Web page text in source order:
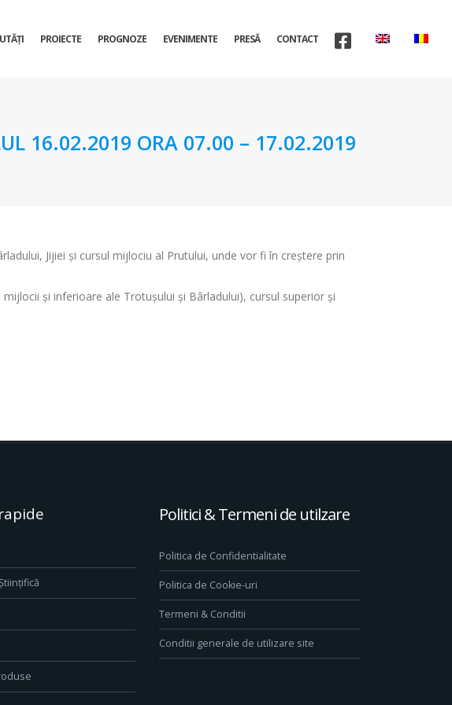
PROIECTE PROGNOZE EVENIMENTE PRESĂ CONTACT
16.02.2019 ORA 07.00 – 17.02.2019
Jijiei şi cursul mijlociu al Prutului, unde vor fi în creştere prin
și inferioare ale Trotușului și Bârladului), cursul superior și
Politici & Termeni de utilzare
Politica de Confidentialitate
Politica de Cookie-uri
Termeni & Conditii
Conditii generale de utilizare site